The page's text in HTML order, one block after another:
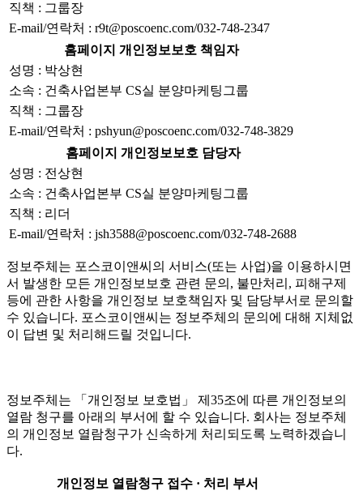
직책 : 그룹장
E-mail/연락처 : r9t@poscoenc.com/032-748-2347
홈페이지 개인정보보호 책임자
성명 : 박상현
소속 : 건축사업본부 CS실 분양마케팅그룹
직책 : 그룹장
E-mail/연락처 : pshyun@poscoenc.com/032-748-3829
홈페이지 개인정보보호 담당자
성명 : 전상현
소속 : 건축사업본부 CS실 분양마케팅그룹
직책 : 리더
E-mail/연락처 : jsh3588@poscoenc.com/032-748-2688
정보주체는 포스코이앤씨의 서비스(또는 사업)을 이용하시면
서 발생한 모든 개인정보보호 관련 문의, 불만처리, 피해구제
등에 관한 사항을 개인정보 보호책임자 및 담당부서로 문의할
수 있습니다. 포스코이앤씨는 정보주체의 문의에 대해 지체없
이 답변 및 처리해드릴 것입니다.
정보주체는 「개인정보 보호법」 제35조에 따른 개인정보의
열람 청구를 아래의 부서에 할 수 있습니다. 회사는 정보주체
의 개인정보 열람청구가 신속하게 처리되도록 노력하겠습니
다.
개인정보 열람청구 접수 · 처리 부서